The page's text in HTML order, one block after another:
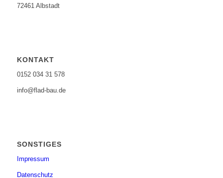
72461 Albstadt
KONTAKT
0152 034 31 578
info@flad-bau.de
SONSTIGES
Impressum
Datenschutz